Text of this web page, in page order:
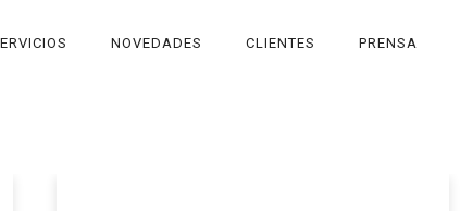
NOVEDADES CLIENTES PRENSA